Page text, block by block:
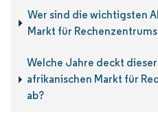
Wer sind die wichtigsten
Markt für
Welche Jahre deckt
afrikanischen Markt für
ab?